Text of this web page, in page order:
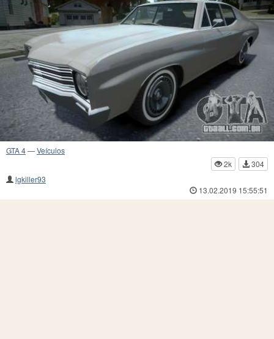
GTA 4—Veículos
2k
304
lgkiller93
13.02.2019 15:55:51